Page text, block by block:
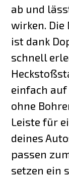
ab und
wirken. Die
ist dank
schnell
einfach auf
ohne
Leiste für
deines
passen
setzen ein